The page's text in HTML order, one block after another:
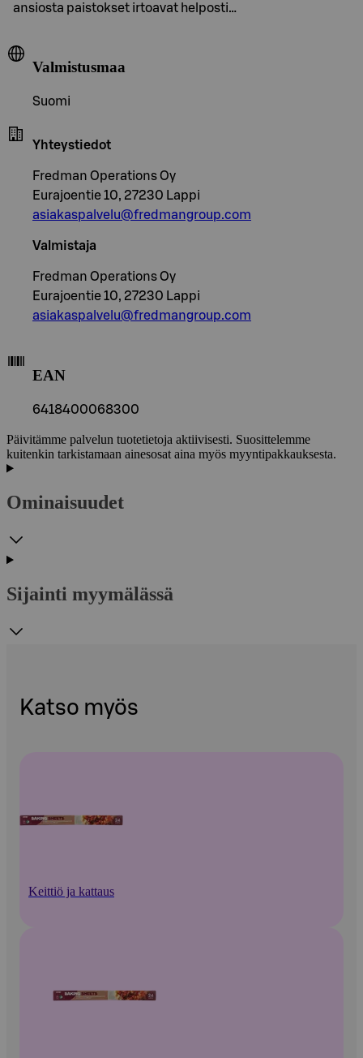
ansiosta paistokset irtoavat helposti…
Valmistusmaa
Suomi
Yhteystiedot
Fredman Operations Oy
Eurajoentie 10, 27230 Lappi
asiakaspalvelu@fredmangroup.com
Valmistaja
Fredman Operations Oy
Eurajoentie 10, 27230 Lappi
asiakaspalvelu@fredmangroup.com
EAN
6418400068300
Päivitämme palvelun tuotetietoja aktiivisesti. Suosittelemme
kuitenkin tarkistamaan ainesosat aina myös myyntipakkauksesta.
Ominaisuudet
Sijainti myymälässä
Katso myös
Keittiö ja kattaus